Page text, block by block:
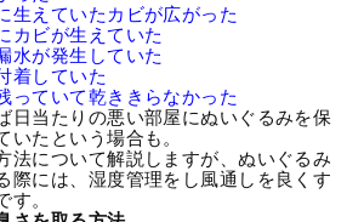
生えていたカビが広がった
カビが生えていた
水が発生していた
着していた
っていて乾ききらなかった
日当たりの悪い部屋にぬいぐるみを保
いたという場合も。
法について解説しますが、ぬいぐるみ
際には、湿度管理をし風通しを良くす
す。